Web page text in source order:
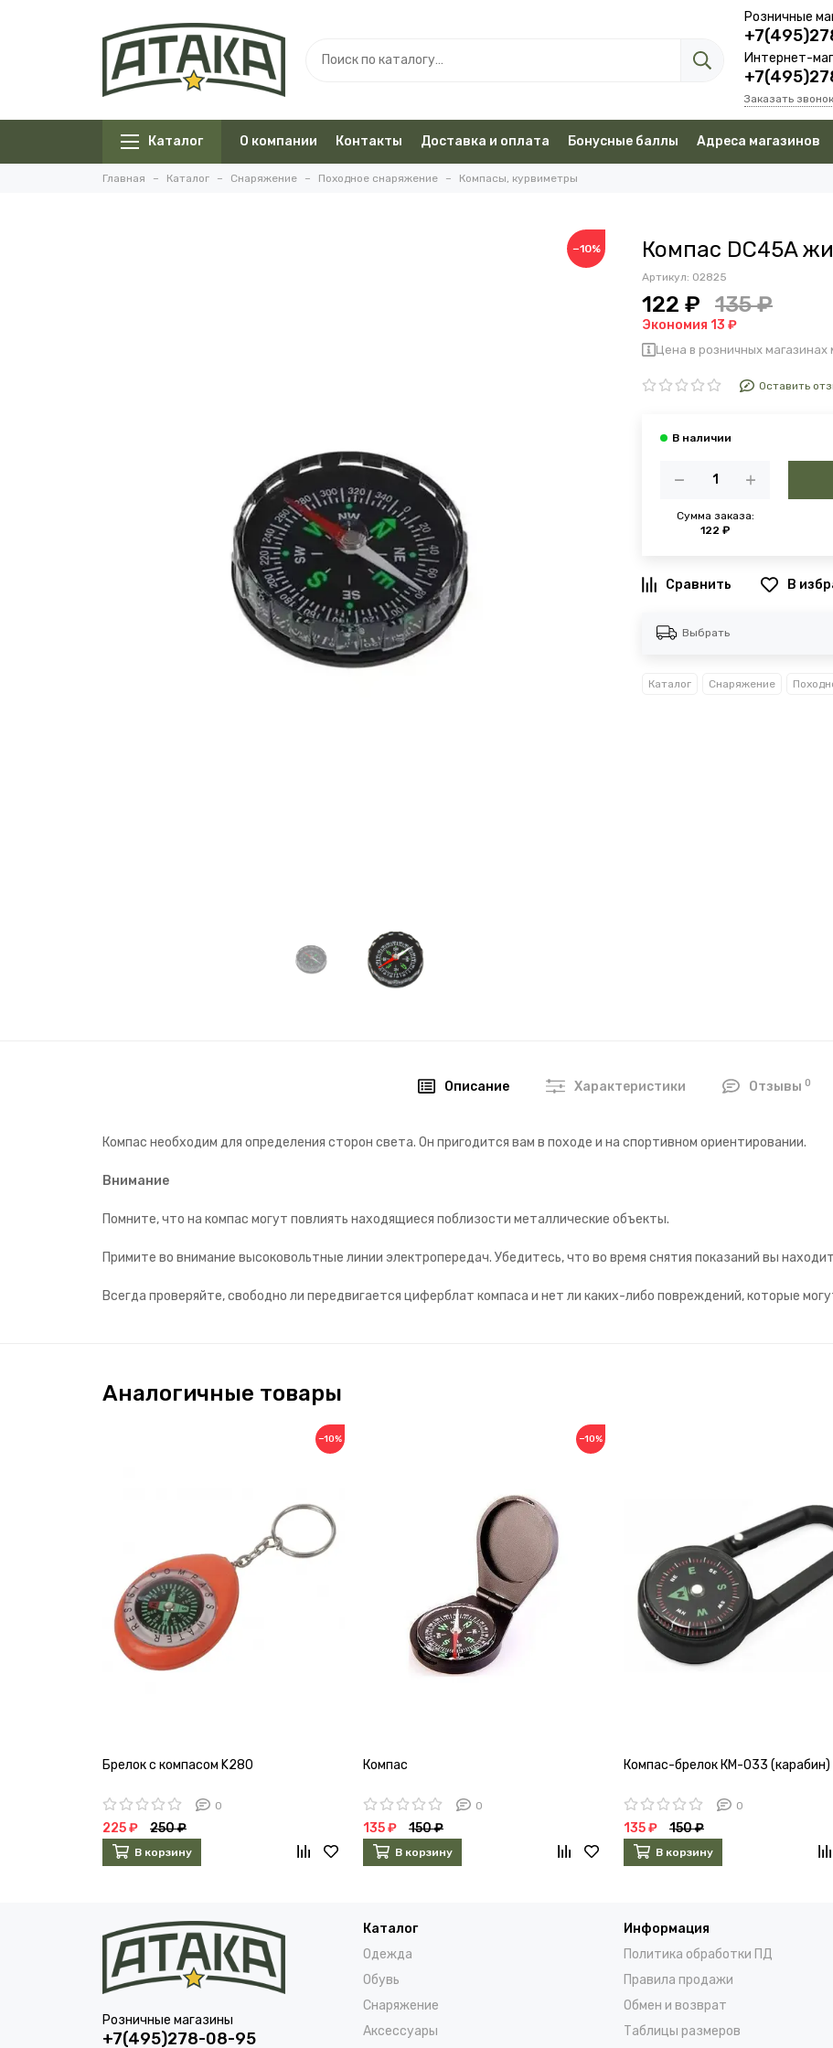
Розничные
Интернет-
Заказать звонок
Каталог О компании Контакты Доставка и оплата Бонусные баллы Адреса магазинов
Главная Каталог Снаряжение Походное снаряжение Компасы, курвиметры
−10% Компас DC45A
Артикул: 02825
122 ₽ 135 ₽
Экономия 13 ₽
Цена в розничных
Оставить
Сумма заказа:
122 ₽
В
Выбрать
Каталог Снаряжение
Описание Характеристики Отзывы 0
Компас необходим для определения сторон света. Он пригодится вам в походе и на спортивном ориентировании.
Внимание
Помните, что на компас могут повлиять находящиеся поблизости металлические объекты.
Примите во внимание высоковольтные линии электропередач. Убедитесь, что во время снятия показаний вы
Всегда проверяйте, свободно ли передвигается циферблат компаса и нет ли каких-либо повреждений, которые
Аналогичные товары
−10%
Брелок с компасом K280
0
225 ₽ 250 ₽
В корзину
−10%
Компас
0
135 ₽ 150 ₽
В корзину
Компас-брелок КМ-033 (карабин)
0
135 ₽ 150 ₽
В корзину
Розничные магазины
+7(495)278-08-95
Каталог
Одежда
Обувь
Снаряжение
Аксессуары
Информация
Политика обработки ПД
Правила продажи
Обмен и возврат
Таблицы размеров